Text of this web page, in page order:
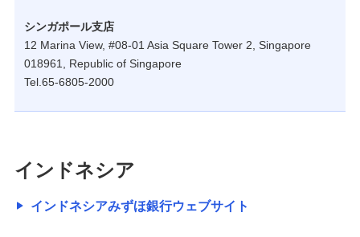
シンガポール支店
12 Marina View, #08-01 Asia Square Tower 2, Singapore
018961, Republic of Singapore
Tel.65-6805-2000
インドネシア
インドネシアみずほ銀行ウェブサイト